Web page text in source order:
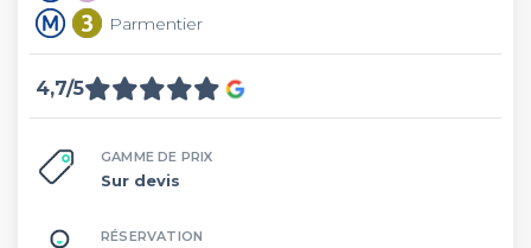
Parmentier
4,7/5
GAMME DE PRIX
Sur devis
RÉSERVATION